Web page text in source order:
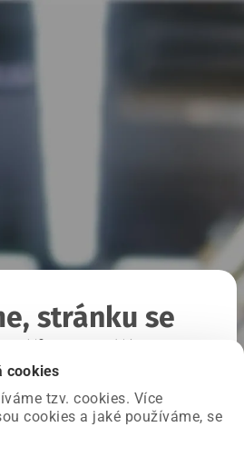
cookies
tzv. cookies. Více
cookies a jaké používáme, se
stránku se
straně a už ji opravujeme.
načíst požadovanou stránku.